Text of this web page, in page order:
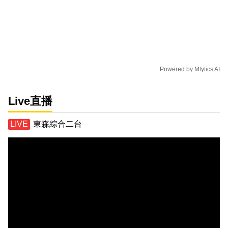
Powered by Mlytics AI
Live直播
東森綜合二台